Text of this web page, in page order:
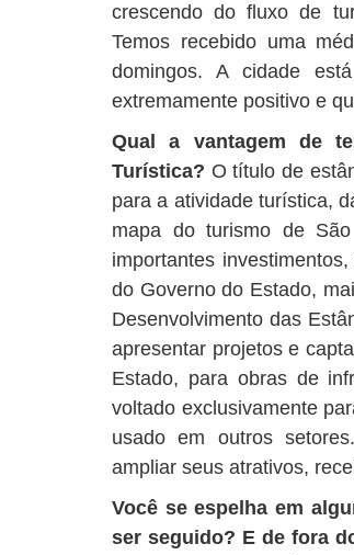
crescendo do fluxo de
Temos recebido uma
domingos. A cidade
extremamente positivo e
Qual a vantagem de
Turística? O título de
para a atividade turística,
mapa do turismo de
importantes
do Governo do Estado,
Desenvolvimento das
apresentar projetos e
Estado, para obras de
voltado exclusivamente
usado em outros
ampliar seus atrativos,
Você se espelha em
ser seguido? E de fora